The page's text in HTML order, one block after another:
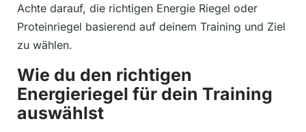
Achte darauf, die richtigen Energie Riegel oder
Proteinriegel basierend auf deinem Training und Ziel
zu wählen.
Wie du den richtigen
Energieriegel für dein Training
auswählst